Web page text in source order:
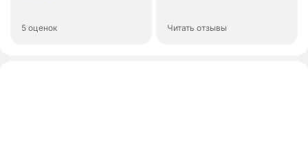
5 оценок Читать отзывы